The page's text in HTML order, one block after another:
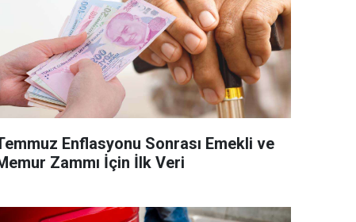
Enflasyonu Sonrası Emekli ve
Zammı İçin İlk Veri